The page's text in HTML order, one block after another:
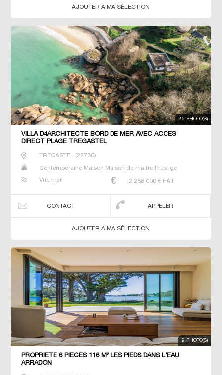
AJOUTER A MA SÉLECTION
35 PHOTO(S)
VILLA D4ARCHITECTE BORD DE MER AVEC ACCES
DIRECT PLAGE TREGASTEL
TREGASTEL(22730)
Contemporaine Maison Maison de maitre Prestige
Vue mer
2 288 000 € F.A.I
CONTACT APPELER
AJOUTER A MA SÉLECTION
9 PHOTO(S)
PROPRIETE 6 PIECES 116 M² LES PIEDS DANS L'EAU
ARRADON